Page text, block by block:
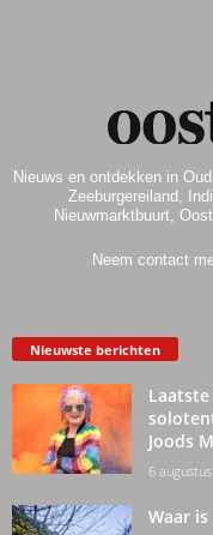
Nieuws en ontdekken in
Zeeburgereiland,
Nieuwmarktbuurt,
Neem contact
Nieuwste berichten
Joods
6
Waar